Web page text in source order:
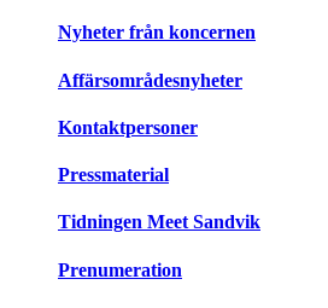
Nyheter från koncernen
Affärsområdesnyheter
Kontaktpersoner
Pressmaterial
Tidningen Meet Sandvik
Prenumeration